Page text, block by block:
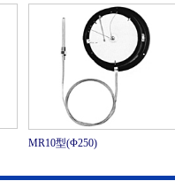
MR10型(Φ250)